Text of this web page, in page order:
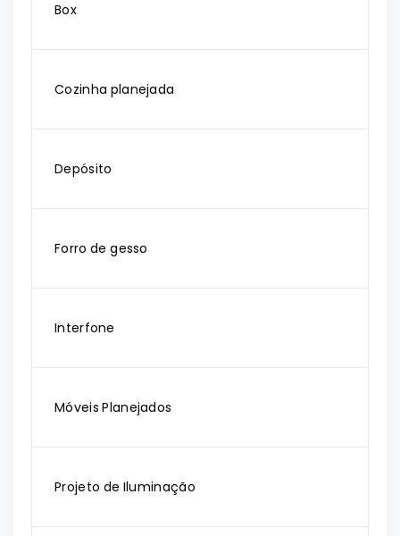
Box
Cozinha planejada
Depósito
Forro de gesso
Interfone
Móveis Planejados
Projeto de Iluminação